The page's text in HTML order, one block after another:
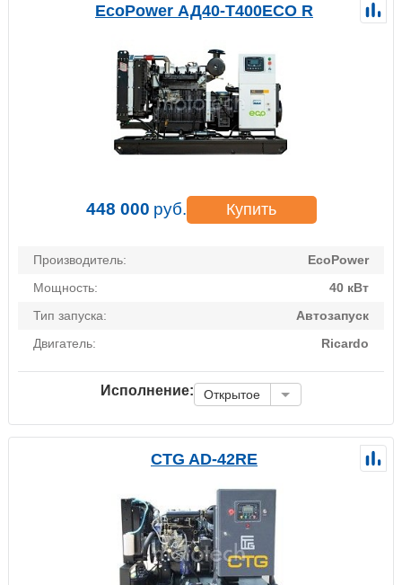
EcoPower АД40-T400ECO R
448 000 руб. Купить
Производитель:
EcoPower
Мощность:
40 кВт
Тип запуска:
Автозапуск
Двигатель:
Ricardo
Исполнение: Открытое
CTG AD-42RE